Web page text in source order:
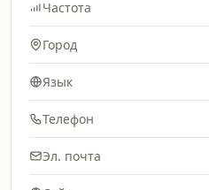
Частота
Город
Язык
Телефон
Эл. почта